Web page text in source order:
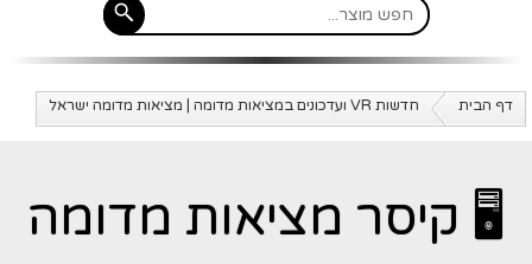
דף הבית חדשות VR ועדכונים במציאות מדומה | מציאות מדומה ישראל
🖥️ קיסר מציאות מדומה